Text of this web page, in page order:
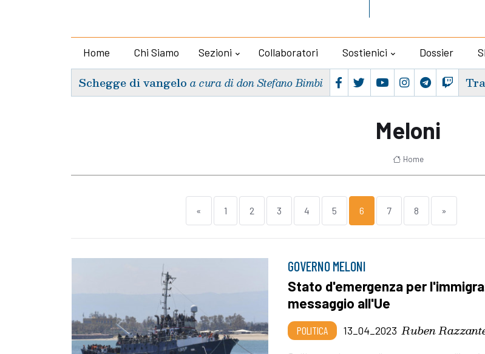
Home Chi Siamo Sezioni Collaboratori Sostienici Dossier
Schegge di vangelo a cura di don Stefano Bimbi
Meloni
Home
« 1 2 3 4 5 6 7 8 »
GOVERNO MELONI
Stato d'emergenza per
messaggio all'Ue
POLITICA 13_04_2023 Ruben